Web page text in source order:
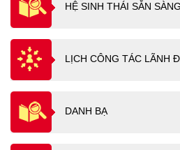
HỆ SINH THÁI SẴN
LỊCH CÔNG TÁC LÃNH
DANH BẠ